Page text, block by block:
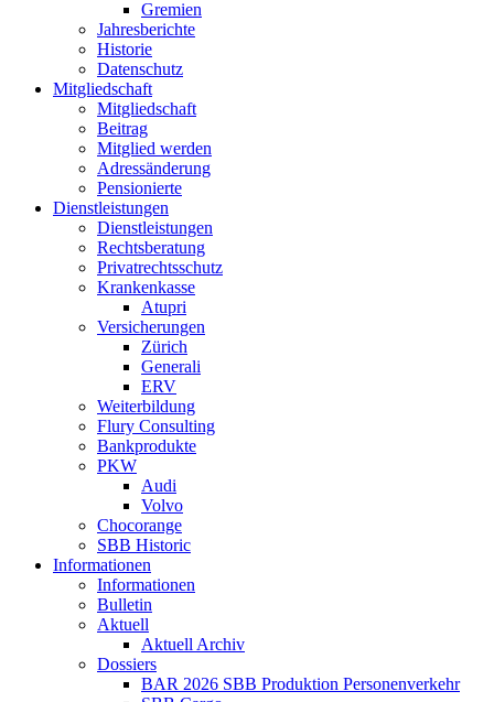
Gremien
Jahresberichte
Historie
Datenschutz
Mitgliedschaft
Mitgliedschaft
Beitrag
Mitglied werden
Adressänderung
Pensionierte
Dienstleistungen
Dienstleistungen
Rechtsberatung
Privatrechtsschutz
Krankenkasse
Atupri
Versicherungen
Zürich
Generali
ERV
Weiterbildung
Flury Consulting
Bankprodukte
PKW
Audi
Volvo
Chocorange
SBB Historic
Informationen
Informationen
Bulletin
Aktuell
Aktuell Archiv
Dossiers
BAR 2026 SBB Produktion Personenverkehr